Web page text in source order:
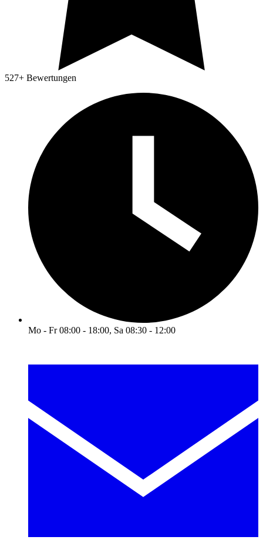
527+ Bewertungen
Mo - Fr 08:00 - 18:00, Sa 08:30 - 12:00